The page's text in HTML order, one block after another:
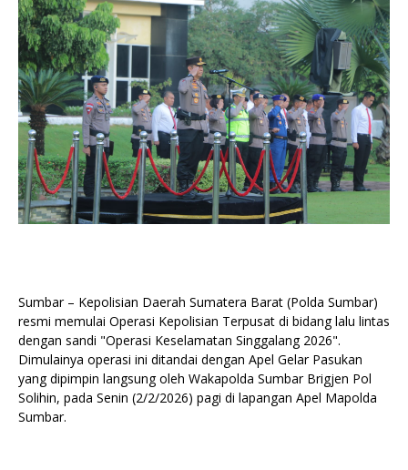
Sumbar – Kepolisian Daerah Sumatera Barat (Polda Sumbar)
resmi memulai Operasi Kepolisian Terpusat di bidang lalu lintas
dengan sandi "Operasi Keselamatan Singgalang 2026".
Dimulainya operasi ini ditandai dengan Apel Gelar Pasukan
yang dipimpin langsung oleh Wakapolda Sumbar Brigjen Pol
Solihin, pada Senin (2/2/2026) pagi di lapangan Apel Mapolda
Sumbar.